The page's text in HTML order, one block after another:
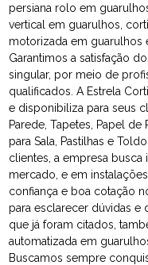
persiana rolo em
vertical em guarulhos,
motorizada em guarulhos
Garantimos a satisfação
singular, por meio de
qualificados. A Estrela
e disponibiliza para seus
Parede, Tapetes, Papel
para Sala, Pastilhas e
clientes, a empresa
mercado, e em
confiança e boa cotação
para esclarecer dúvidas e
que já foram citados,
automatizada em
Buscamos sempre